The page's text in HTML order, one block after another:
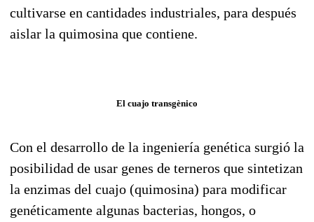
cultivarse en cantidades industriales, para después
aislar la quimosina que contiene.
El cuajo transgènico
Con el desarrollo de la ingeniería genética surgió la
posibilidad de usar genes de terneros que sintetizan
la enzimas del cuajo (quimosina) para modificar
genéticamente algunas bacterias, hongos, o